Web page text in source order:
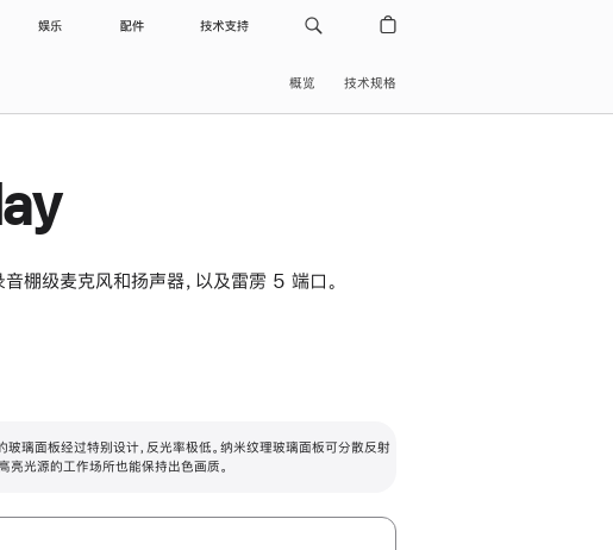
娱乐 配件 技术支持
概览 技术规格
级麦克风和扬声器，以及雷雳 5 端口。
。
玻璃面板经过特别设计，反光率极低。纳米纹理玻璃面板可分散反射
亮光源的工作场所也能保持出色画质。